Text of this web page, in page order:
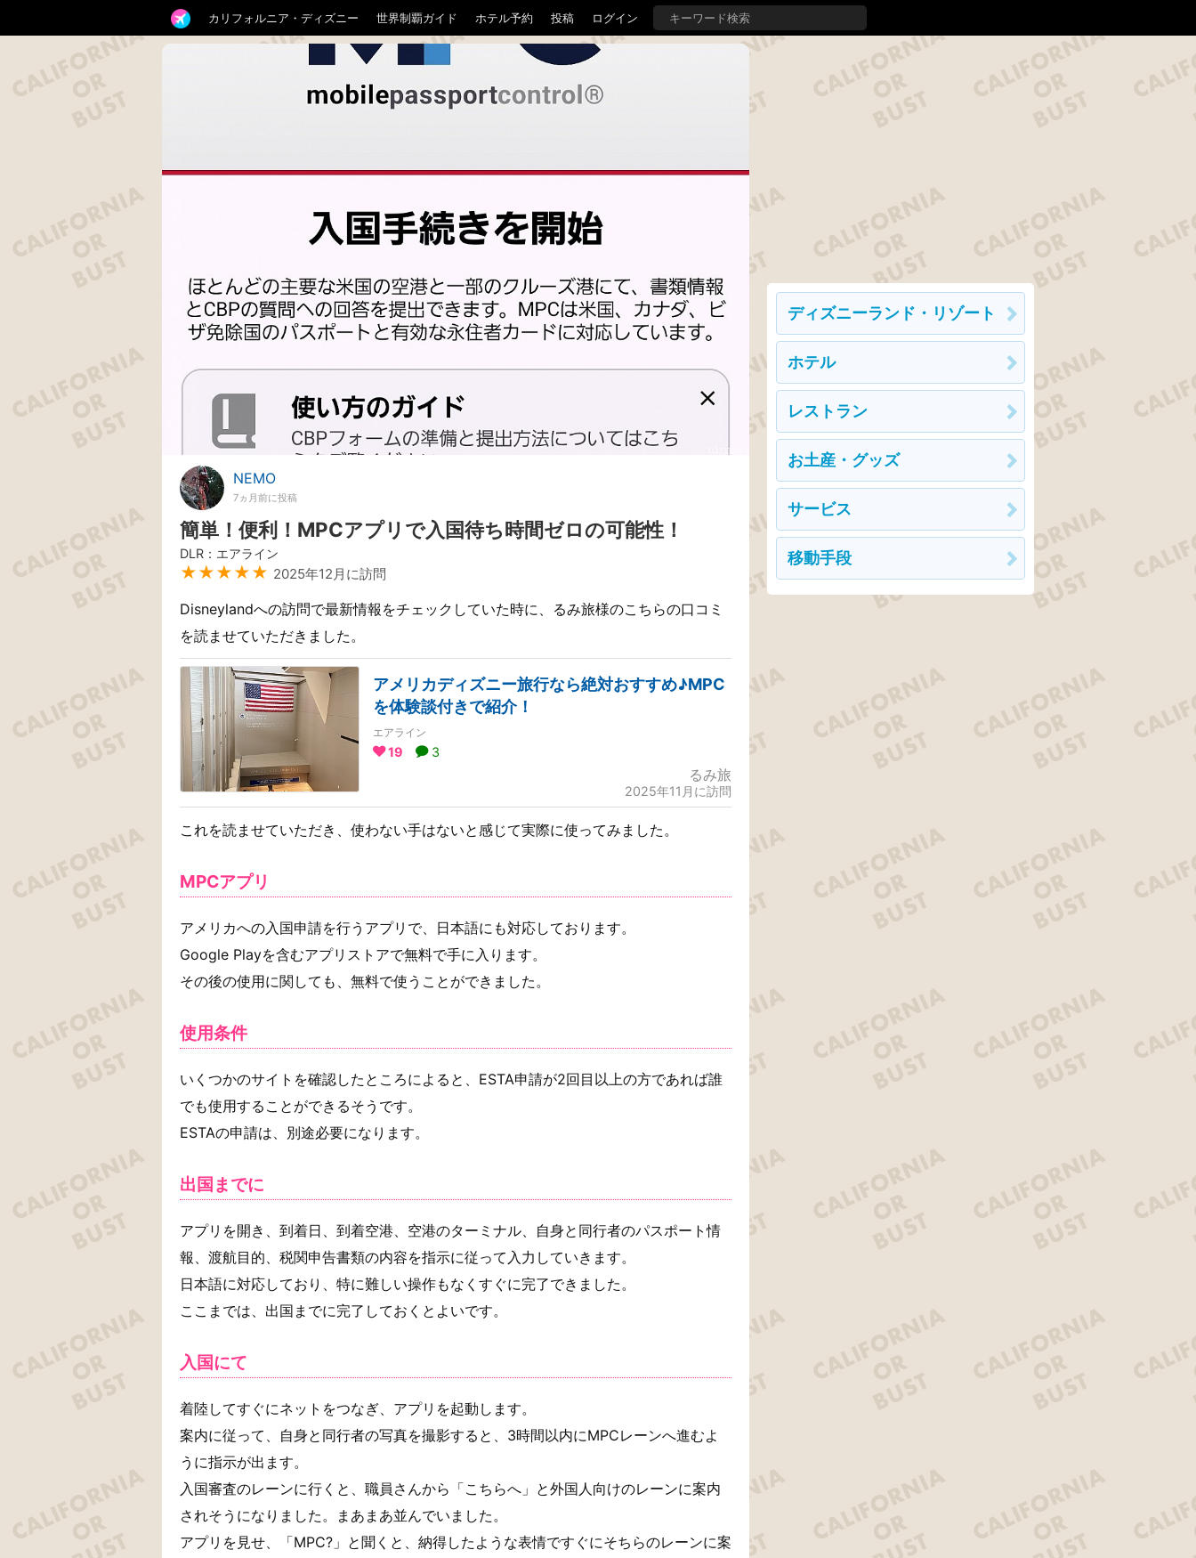
カリフォルニア・ディズニー 世界制覇ガイド ホテル予約 投稿 ログイン
NEMO
7ヵ月前に投稿
簡単！便利！MPCアプリで入国待ち時間ゼロの可能性！
DLR：エアライン
★★★★★ 2025年12月に訪問
Disneylandへの訪問で最新情報をチェックしていた時に、るみ旅様のこちらの口コミ
を読ませていただきました。
アメリカディズニー旅行なら絶対おすすめ♪MPC
を体験談付きで紹介！
エアライン
19 3
るみ旅
2025年11月に訪問
これを読ませていただき、使わない手はないと感じて実際に使ってみました。
MPCアプリ
アメリカへの入国申請を行うアプリで、日本語にも対応しております。
Google Playを含むアプリストアで無料で手に入ります。
その後の使用に関しても、無料で使うことができました。
使用条件
いくつかのサイトを確認したところによると、ESTA申請が2回目以上の方であれば誰
でも使用することができるそうです。
ESTAの申請は、別途必要になります。
出国までに
アプリを開き、到着日、到着空港、空港のターミナル、自身と同行者のパスポート情
報、渡航目的、税関申告書類の内容を指示に従って入力していきます。
日本語に対応しており、特に難しい操作もなくすぐに完了できました。
ここまでは、出国までに完了しておくとよいです。
入国にて
着陸してすぐにネットをつなぎ、アプリを起動します。
案内に従って、自身と同行者の写真を撮影すると、3時間以内にMPCレーンへ進むよ
うに指示が出ます。
入国審査のレーンに行くと、職員さんから「こちらへ」と外国人向けのレーンに案内
されそうになりました。まあまあ並んでいました。
アプリを見せ、「MPC?」と聞くと、納得したような表情ですぐにそちらのレーンに案
ディズニーランド・リゾート
ホテル
レストラン
お土産・グッズ
サービス
移動手段